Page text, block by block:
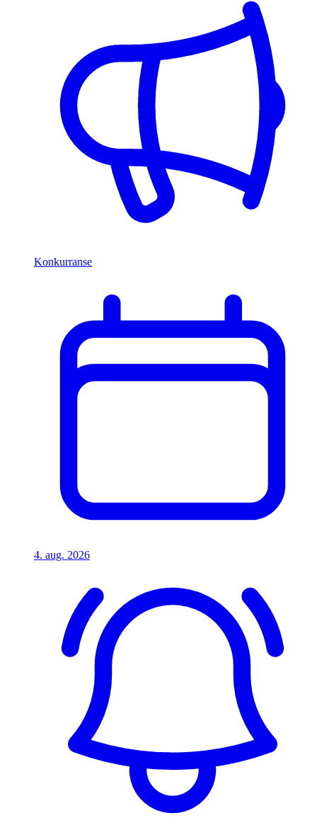
Konkurranse
4. aug. 2026